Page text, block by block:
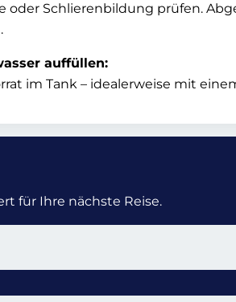
oder Schlierenbildung prüfen.
auffüllen:
im Tank – idealerweise mit
für Ihre nächste Reise.